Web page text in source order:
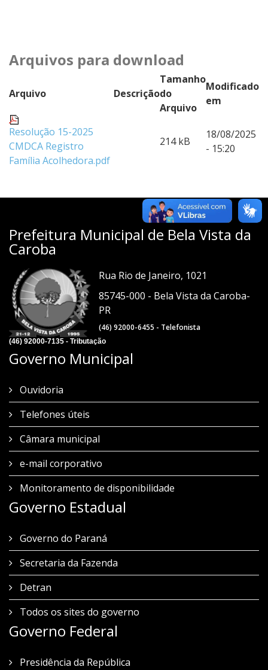
Arquivos para download
Arquivo Descrição
Tamanho
do
Arquivo
Modificado
em
Resolução 15-2025
CMDCA Registro
Família Acolhedora.pdf
214 kB
18/08/2025
- 15:20
Prefeitura Municipal de Bela Vista da
Caroba
Rua Rio de Janeiro, 1021
85745-000 - Bela Vista da Caroba-
PR
(46) 92000-6455 - Telefonista
(46) 92000-7135 - Tributação
Governo Municipal
Ouvidoria
Telefones úteis
Câmara municipal
e-mail corporativo
Monitoramento de disponibilidade
Governo Estadual
Governo do Paraná
Secretaria da Fazenda
Detran
Todos os sites do governo
Governo Federal
Presidência da República